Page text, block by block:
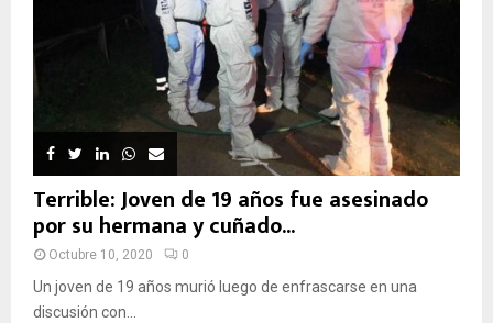
Terrible: Joven de 19 años fue asesinado
por su hermana y cuñado...
Octubre 10, 2020 0
Un joven de 19 años murió luego de enfrascarse en una
discusión con...